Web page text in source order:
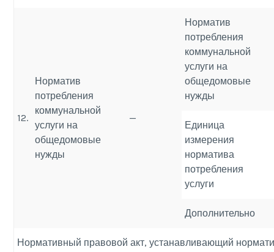
12.
Норматив
потребления
коммунальной
услуги на
общедомовые
нужды
—
Норматив
потребления
коммунальной
услуги на
общедомовые
нужды
Единица
измерения
норматива
потребления
услуги
Дополнительно
Нормативный правовой акт, устанавливающий